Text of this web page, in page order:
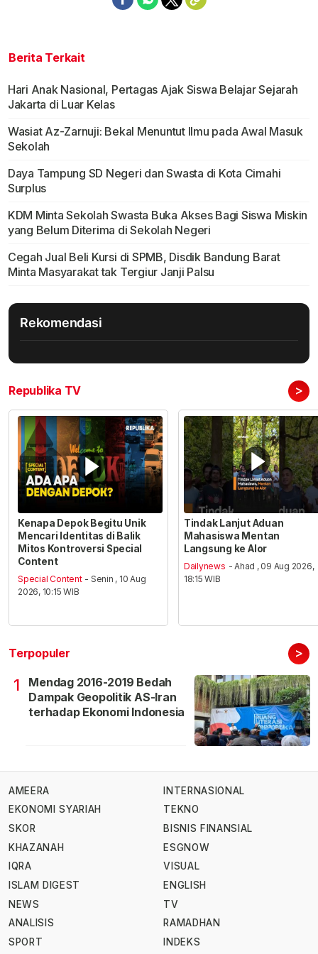
Berita Terkait
Hari Anak Nasional, Pertagas Ajak Siswa Belajar Sejarah
Jakarta di Luar Kelas
Wasiat Az-Zarnuji: Bekal Menuntut Ilmu pada Awal Masuk
Sekolah
Daya Tampung SD Negeri dan Swasta di Kota Cimahi
Surplus
KDM Minta Sekolah Swasta Buka Akses Bagi Siswa Miskin
yang Belum Diterima di Sekolah Negeri
Cegah Jual Beli Kursi di SPMB, Disdik Bandung Barat
Minta Masyarakat tak Tergiur Janji Palsu
Rekomendasi
Republika TV >
Kenapa Depok Begitu Unik
Mencari Identitas di Balik
Mitos Kontroversi Special
Content
Special Content - Senin , 10 Aug
2026, 10:15 WIB
Tindak Lanjut Aduan
Mahasiswa Mentan
Langsung ke Alor
Dailynews - Ahad , 09 Aug 2026,
18:15 WIB
Terpopuler >
1
Mendag 2016-2019 Bedah
Dampak Geopolitik AS-Iran
terhadap Ekonomi Indonesia
AMEERA
EKONOMI SYARIAH
SKOR
KHAZANAH
IQRA
ISLAM DIGEST
NEWS
ANALISIS
SPORT
INTERNASIONAL
TEKNO
BISNIS FINANSIAL
ESGNOW
VISUAL
ENGLISH
TV
RAMADHAN
INDEKS